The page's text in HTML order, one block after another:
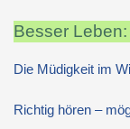
Besser Leben:
Die Müdigkeit im
Richtig hören –